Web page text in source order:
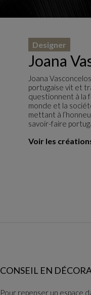
Joana
Designer
Joana
portugaise vit et
questionnent à la
monde et la
mettant à
savoir-faire
Voir les
du designer
CONSEIL EN
Pour repenser un espace